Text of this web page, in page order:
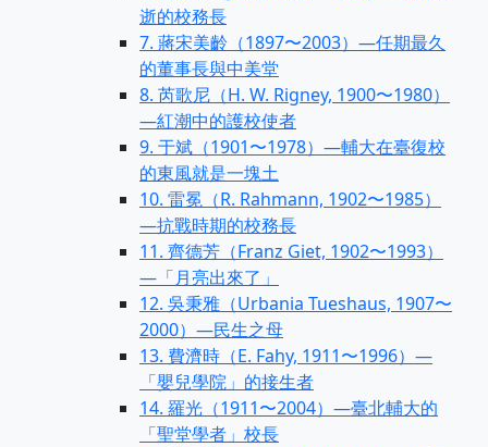
逝的校務長
7. 蔣宋美齡（1897〜2003）—任期最久
的董事長與中美堂
8. 芮歌尼（H. W. Rigney, 1900〜1980）
—紅潮中的護校使者
9. 于斌（1901〜1978）—輔大在臺復校
的東風就是一塊土
10. 雷冕（R. Rahmann, 1902〜1985）
—抗戰時期的校務長
11. 齊德芳（Franz Giet, 1902〜1993）
—「月亮出來了」
12. 吳秉雅（Urbania Tueshaus, 1907〜
2000）—民生之母
13. 費濟時（E. Fahy, 1911〜1996）—
「嬰兒學院」的接生者
14. 羅光（1911〜2004）—臺北輔大的
「聖堂學者」校長